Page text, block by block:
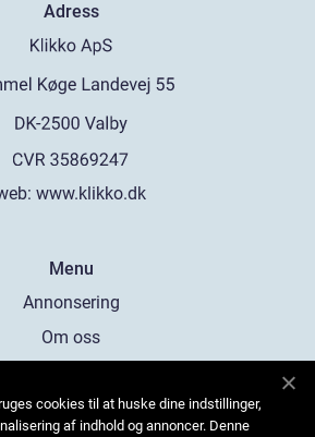
Adress
www.klikko.dk
Menu
Annonsering
Om oss
Kontakta oss
cookies til at huske dine indstillinger,
af indhold og annoncer. Denne